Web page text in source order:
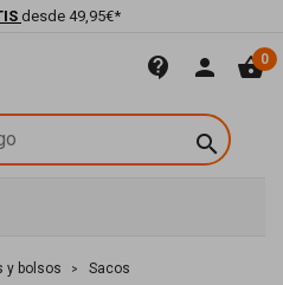
desde 49,95€*
contact_support person shopping_basket0

y bolsos Sacos